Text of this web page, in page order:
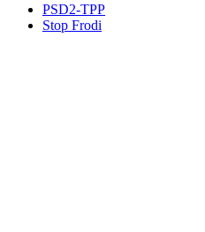
PSD2-TPP
Stop Frodi